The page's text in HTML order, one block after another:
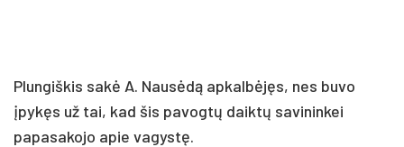
Plungiškis sakė A. Nausėdą apkalbėjęs, nes buvo
įpykęs už tai, kad šis pavogtų daiktų savininkei
papasakojo apie vagystę.